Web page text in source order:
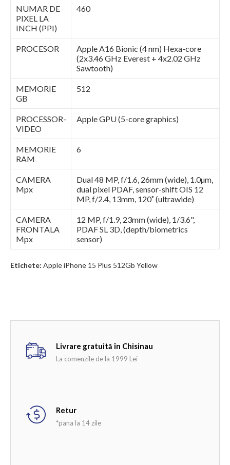
NUMAR DE
PIXEL LA
INCH (PPI)
460
PROCESOR
Apple A16 Bionic (4 nm) Hexa-core
(2x3.46 GHz Everest + 4x2.02 GHz
Sawtooth)
MEMORIE
GB
512
PROCESSOR-
VIDEO
Apple GPU (5-core graphics)
MEMORIE
RAM
6
CAMERA
Mpx
Dual 48 MP, f/1.6, 26mm (wide), 1.0µm,
dual pixel PDAF, sensor-shift OIS 12
MP, f/2.4, 13mm, 120˚ (ultrawide)
CAMERA
FRONTALA
Mpx
12 MP, f/1.9, 23mm (wide), 1/3.6",
PDAF SL 3D, (depth/biometrics
sensor)
Etichete: Apple iPhone 15 Plus 512Gb Yellow
Livrare gratuită în Chisinau
La comenzile de la 1999 Lei
Retur
*pana la 14 zile